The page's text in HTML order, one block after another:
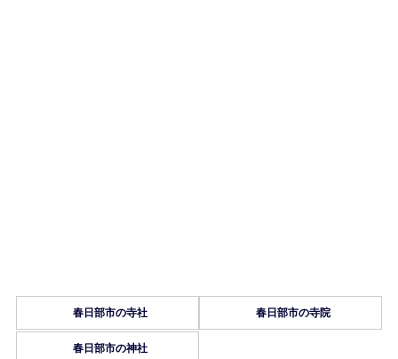
春日部市の寺社 春日部市の寺院
春日部市の神社